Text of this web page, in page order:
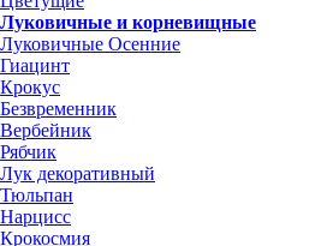
Луковичные и корневищные
Луковичные Осенние
Гиацинт
Крокус
Безвременник
Вербейник
Рябчик
Лук декоративный
Тюльпан
Нарцисс
Крокосмия